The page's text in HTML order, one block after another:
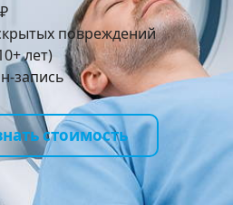
повреждений
лет)
запись
стоимость